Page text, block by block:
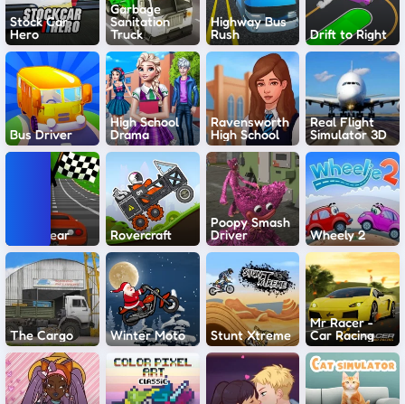
Stock Car
Hero
Garbage
Sanitation
Truck
Highway Bus
Rush
Drift to Right
Bus Driver
High School
Drama
Ravensworth
High School
Real Flight
Simulator 3D
Free Gear Rovercraft
Poopy Smash
Driver
Wheely 2
The Cargo Winter Moto Stunt Xtreme
Mr Racer -
Car Racing